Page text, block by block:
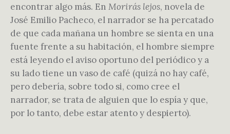
encontrar algo más. En Morirás lejos, novela de
José Emilio Pacheco, el narrador se ha percatado
de que cada mañana un hombre se sienta en una
fuente frente a su habitación, el hombre siempre
está leyendo el aviso oportuno del periódico y a
su lado tiene un vaso de café (quizá no hay café,
pero debería, sobre todo si, como cree el
narrador, se trata de alguien que lo espía y que,
por lo tanto, debe estar atento y despierto).